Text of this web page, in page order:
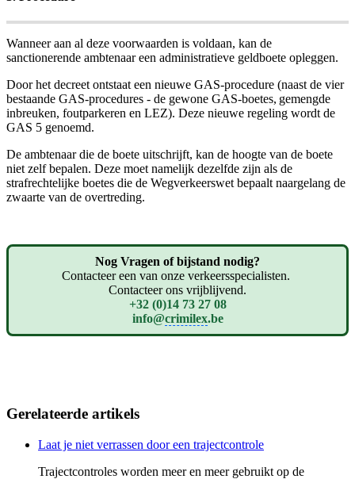
Wanneer aan al deze voorwaarden is voldaan, kan de
sanctionerende ambtenaar een administratieve geldboete opleggen.
Door het decreet ontstaat een nieuwe GAS-procedure (naast de vier
bestaande GAS-procedures - de gewone GAS-boetes, gemengde
inbreuken, foutparkeren en LEZ). Deze nieuwe regeling wordt de
GAS 5 genoemd.
De ambtenaar die de boete uitschrijft, kan de hoogte van de boete
niet zelf bepalen. Deze moet namelijk dezelfde zijn als de
strafrechtelijke boetes die de Wegverkeerswet bepaalt naargelang de
zwaarte van de overtreding.
Nog Vragen of bijstand nodig?
Contacteer een van onze verkeersspecialisten.
Contacteer ons vrijblijvend.
+32 (0)14 73 27 08
info@crimilex.be
Gerelateerde artikels
Laat je niet verrassen door een trajectcontrole
Trajectcontroles worden meer en meer gebruikt op de